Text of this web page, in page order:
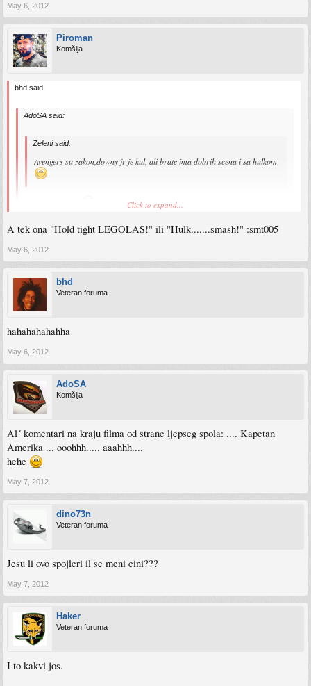
May 6, 2012
Piroman
Komšija
bhd said:
AdoSA said:
Zeleni said:
Avengers su zakon,downy jr je kul, ali brate ima dobrih scena i sa hulkom
... od scene sa Loki-em i Hulk-om sam oplako :smt005
ahhahahahaa... ( cjelo kino se smijalo, ma ludilo )
film je 100% uber dobar
Napokon dobar movie u kinu da se pogleda
Click to expand...
A tek ona "Hold tight LEGOLAS!" ili "Hulk.......smash!" :smt005
May 6, 2012
bhd
Veteran foruma
hahahahahahha
May 6, 2012
AdoSA
Komšija
Al´ komentari na kraju filma od strane ljepseg spola: .... Kapetan
Amerika ... ooohhh..... aaahhh....
hehe
May 7, 2012
dino73n
Veteran foruma
Jesu li ovo spojleri il se meni cini???
May 7, 2012
Haker
Veteran foruma
I to kakvi jos.